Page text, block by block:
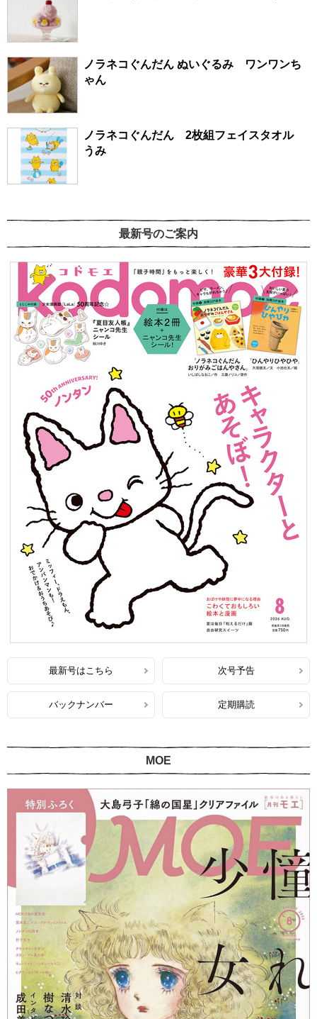
ノラネコぐんだん ぬいぐるみ ワンワンち
ゃん
ノラネコぐんだん 2枚組フェイスタオル
うみ
最新号のご案内
最新号はこちら 次号予告
バックナンバー 定期購読
MOE